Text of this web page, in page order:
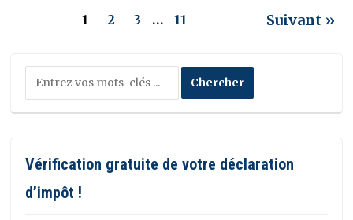
1 2 3 … 11 Suivant »
Vérification gratuite de votre déclaration
d’impôt !